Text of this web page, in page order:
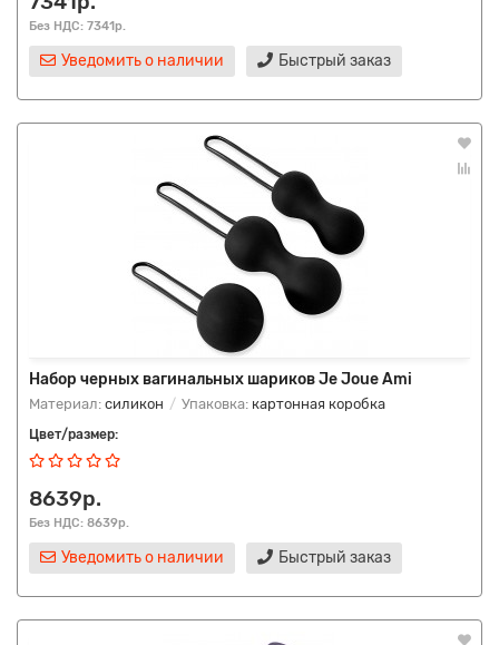
Без НДС: 7341р.
Уведомить о наличии Быстрый заказ
Набор черных вагинальных шариков Je Joue Ami
Материал: силикон Упаковка: картонная коробка
Цвет/размер:
8639р.
Без НДС: 8639р.
Уведомить о наличии Быстрый заказ